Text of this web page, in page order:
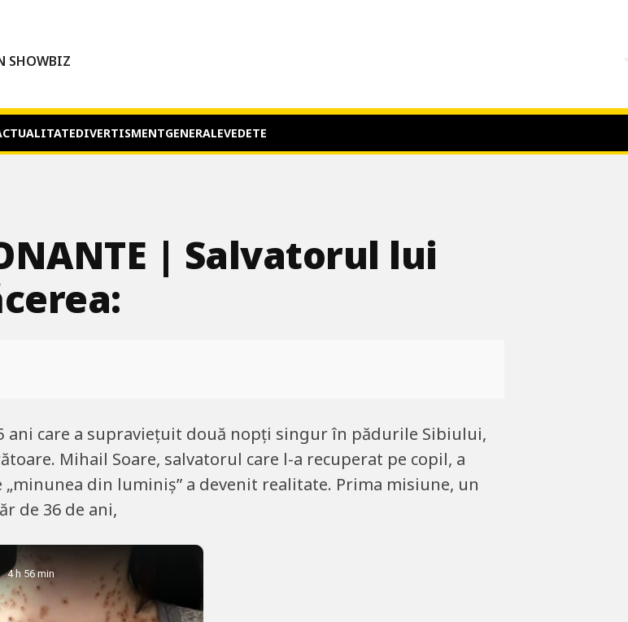
SHOWBIZ
DIVERTISMENTGENERALEVEDETE
| Salvatorul lui
ani care a supraviețuit două nopți singur în pădurile Sibiului,
Mihail Soare, salvatorul care l-a recuperat pe copil, a
din luminiș” a devenit realitate. Prima misiune, un
de 36 de ani,
4 h 56 min